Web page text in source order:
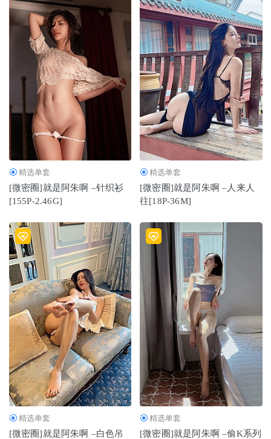
精选单套
[微密圈]就是阿朱啊 –针织衫
[155P-2.46G]
精选单套
[微密圈]就是阿朱啊 –人来人
往[18P-36M]
精选单套
[微密圈]就是阿朱啊 –白色吊
精选单套
[微密圈]就是阿朱啊 –偷K系列